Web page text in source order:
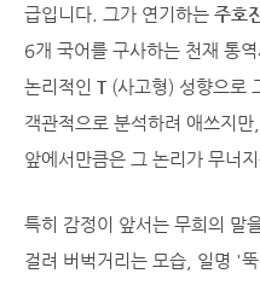
급입니다. 그가 연기하는 주호
6개 국어를 구사하는 천재 통
논리적인 T (사고형) 성향으로
객관적으로 분석하려 애쓰지만,
앞에서만큼은 그 논리가 무너
특히 감정이 앞서는 무희의 말
걸려 버벅거리는 모습, 일명 '